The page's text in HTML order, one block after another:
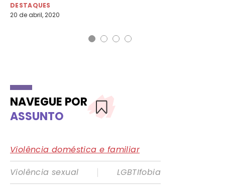
DESTAQUES
20 de abril, 2020
NAVEGUE POR
ASSUNTO
Violência doméstica e familiar
Violência sexual
|
LGBTIfobia